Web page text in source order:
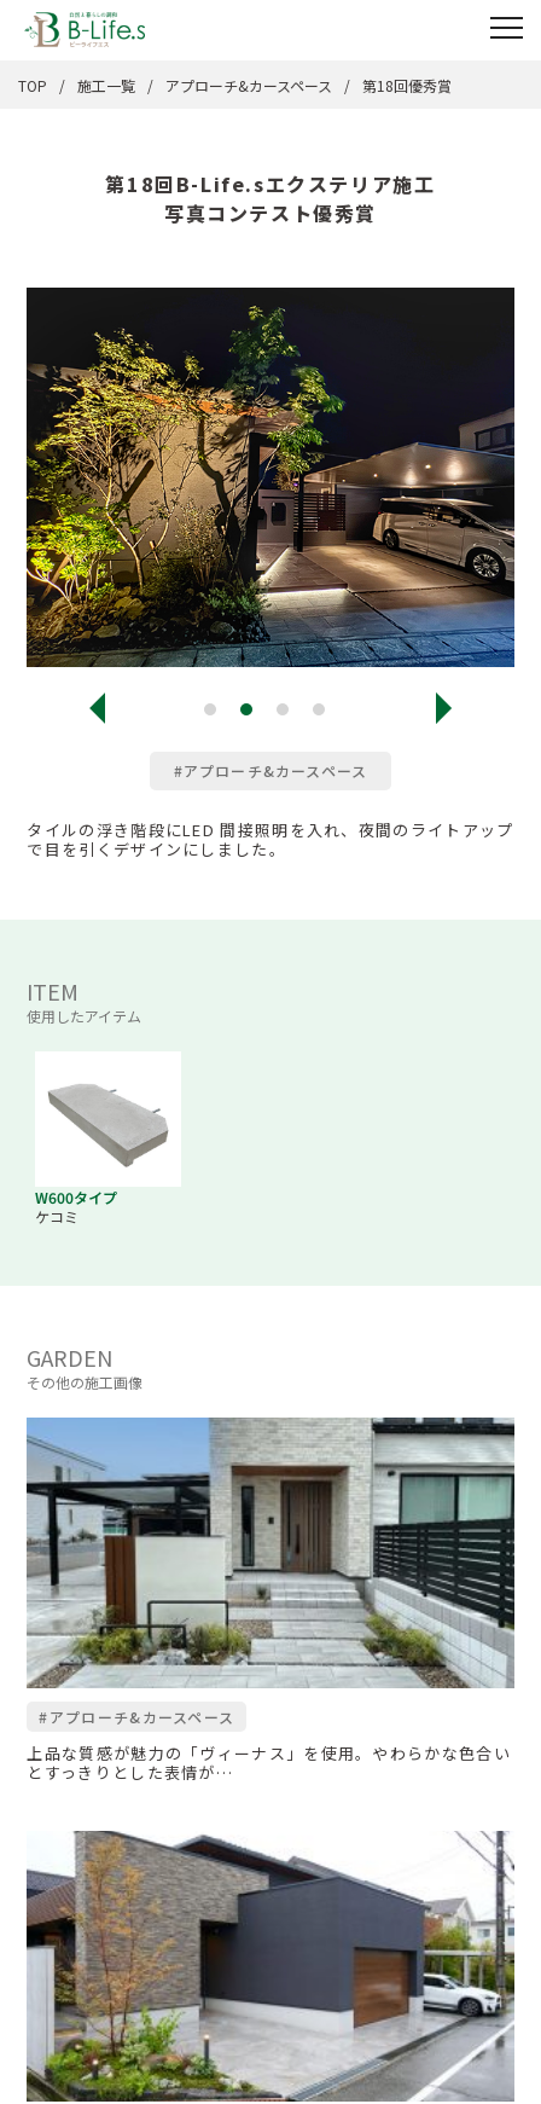
TOP 施工一覧 アプローチ&カースペース 第18回優秀賞
第18回B-Life.sエクステリア施工
写真コンテスト優秀賞
#アプローチ&カースペース
タイルの浮き階段にLED 間接照明を入れ、夜間のライトアップ
で目を引くデザインにしました。
ITEM
使用したアイテム
W600タイプ
ケコミ
GARDEN
その他の施工画像
#アプローチ&カースペース
上品な質感が魅力の「ヴィーナス」を使用。やわらかな色合い
とすっきりとした表情が…